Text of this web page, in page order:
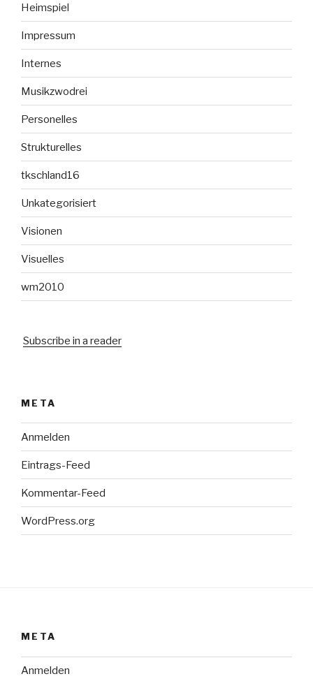
Heimspiel
Impressum
Internes
Musikzwodrei
Personelles
Strukturelles
tkschland16
Unkategorisiert
Visionen
Visuelles
wm2010
Subscribe in a reader
META
Anmelden
Eintrags-Feed
Kommentar-Feed
WordPress.org
META
Anmelden